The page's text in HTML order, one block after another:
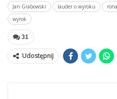
Jan Grabowski
lauder o wyroku
wyrok
31
Udostępnij